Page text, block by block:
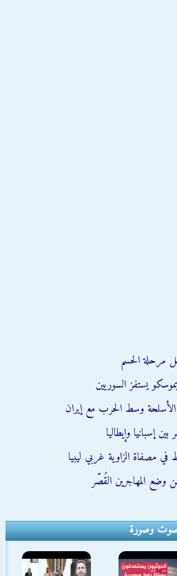
مرحلة الحسم
يستفز السوريين
وسط الحرب مع إيران
إسبانيا وإيطاليا
مصفاة الزاوية غربي ليبيا
وضع المهاجرين القُصّر
وصورة